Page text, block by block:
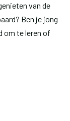
van de
Ben je jong
om te leren of